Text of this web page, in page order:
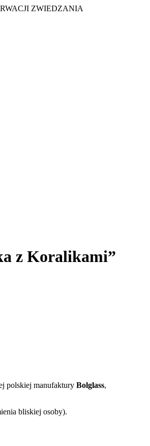
ZWIEDZANIA
z Koralikami”
polskiej manufaktury Bolglass,
bliskiej osoby).